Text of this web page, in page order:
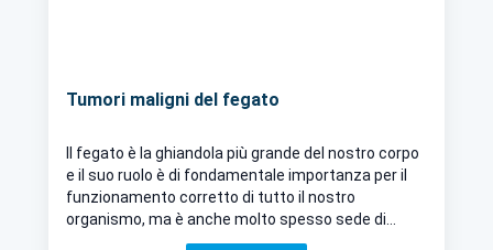
Tumori maligni del fegato
Il fegato è la ghiandola più grande del nostro corpo
e il suo ruolo è di fondamentale importanza per il
funzionamento corretto di tutto il nostro
organismo, ma è anche molto spesso sede di